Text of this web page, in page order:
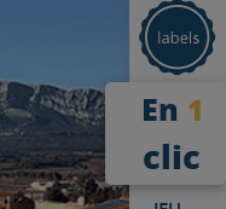
En 1
clic